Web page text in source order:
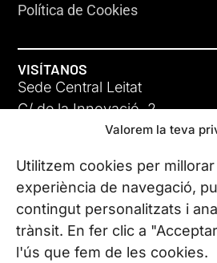
Valorem la teva
Utilitzem cookies per millorar
experiència de navegació,
contingut personalitzats i
trànsit. En fer clic a
l'ús que fem de les cookies.
Política de Cookies
VISÍTANOS
Sede Central Leitat
C/ de la Innovació, 2
08225 Terrassa, (Barcelona)
Conoce todas nuestras sedes
CONTÁCTANOS
Tel. (+34) 937 882 300